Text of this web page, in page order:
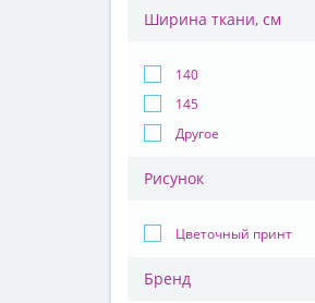
Ширина ткани, см
140
145
Другое
Рисунок
Цветочный принт
Бренд